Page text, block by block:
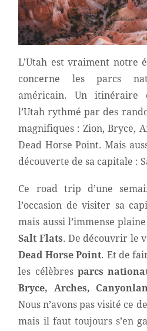
L’Utah est vraiment notre
concerne les parcs
américain. Un itinéraire
l’Utah rythmé par des
magnifiques : Zion, Bryce,
Dead Horse Point. Mais
découverte de sa capitale :
Ce road trip d’une
l’occasion de visiter sa
mais aussi l’immense
Salt Flats. De découvrir le
Dead Horse Point. Et de
les célèbresparcs
Bryce, Arches,
Nous n’avons pas visité ce
mais il faut toujours s’en